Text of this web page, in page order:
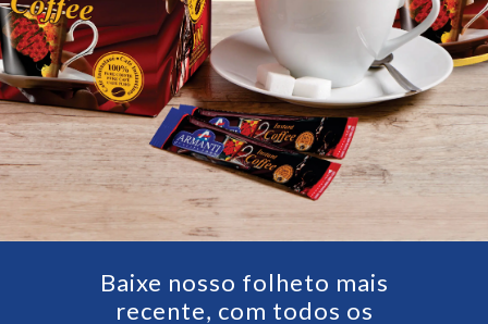
Baixe nosso folheto mais
recente, com todos os